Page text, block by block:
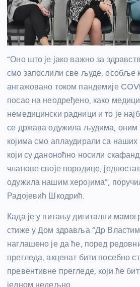
“Оно што је јако важно за
смо запослили све људе, особље
ангажовано током пандемије
посао на неодређено, како
немедицински радници и то је
се држава одужила људима,
којима смо аплаудирали са наших
који су даноноћно носили
чланове своје породице,
одужила нашим херојима”,
Радојевић Шкодрић.
Када је у питању дигитални
стиже у Дом здравља “Др
наглашено је да ће, поред
прегледа, акценат бити посебно
превентивне прегледе, који ће
једном недељно.